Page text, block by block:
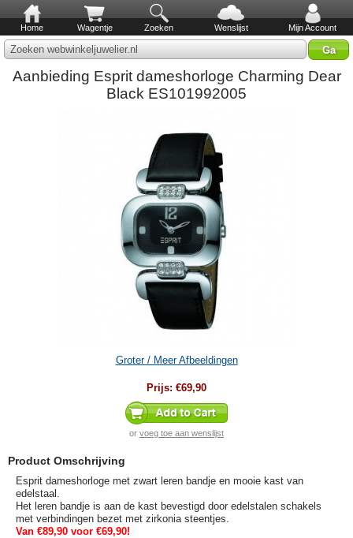
Home Wagentje Zoeken Wenslijst Mijn Account
Zoeken webwinkeljuwelier.nl
Aanbieding Esprit dameshorloge Charming Dear
Black ES101992005
Groter / Meer Afbeeldingen
Prijs: €69,90
or voeg toe aan wenslijst
Product Omschrijving
Esprit dameshorloge met zwart leren bandje en mooie kast van
edelstaal.
Het leren bandje is aan de kast bevestigd door edelstalen schakels
met verbindingen bezet met zirkonia steentjes.
Van €89,90 voor €69,90!